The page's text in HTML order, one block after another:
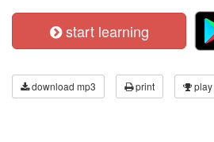
start learning
download mp3 print play